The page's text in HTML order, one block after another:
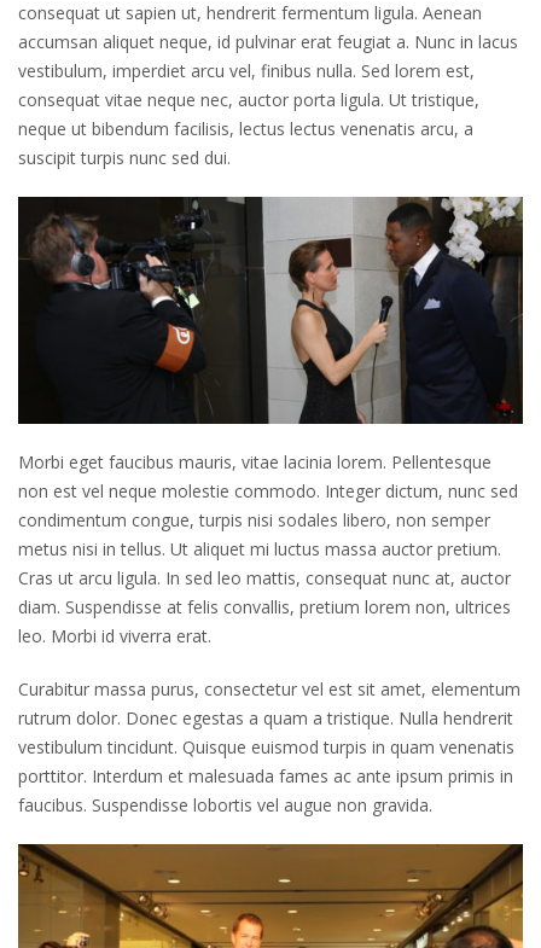
consequat ut sapien ut, hendrerit fermentum ligula. Aenean
accumsan aliquet neque, id pulvinar erat feugiat a. Nunc in lacus
vestibulum, imperdiet arcu vel, finibus nulla. Sed lorem est,
consequat vitae neque nec, auctor porta ligula. Ut tristique,
neque ut bibendum facilisis, lectus lectus venenatis arcu, a
suscipit turpis nunc sed dui.
Morbi eget faucibus mauris, vitae lacinia lorem. Pellentesque
non est vel neque molestie commodo. Integer dictum, nunc sed
condimentum congue, turpis nisi sodales libero, non semper
metus nisi in tellus. Ut aliquet mi luctus massa auctor pretium.
Cras ut arcu ligula. In sed leo mattis, consequat nunc at, auctor
diam. Suspendisse at felis convallis, pretium lorem non, ultrices
leo. Morbi id viverra erat.
Curabitur massa purus, consectetur vel est sit amet, elementum
rutrum dolor. Donec egestas a quam a tristique. Nulla hendrerit
vestibulum tincidunt. Quisque euismod turpis in quam venenatis
porttitor. Interdum et malesuada fames ac ante ipsum primis in
faucibus. Suspendisse lobortis vel augue non gravida.